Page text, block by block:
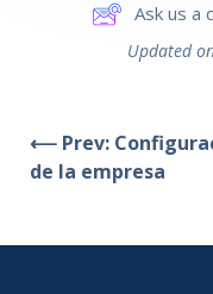
Ask us a
Updated
⟵ Prev:
de la empresa